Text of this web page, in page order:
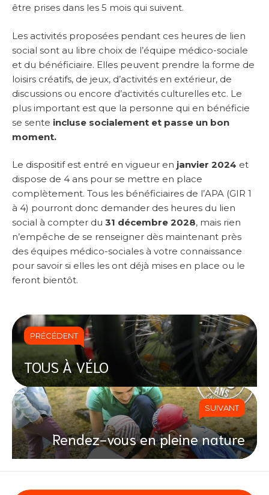
être prises dans les 5 mois qui suivent.
Les activités proposées pendant ces heures de lien
social sont au libre choix de l’équipe médico-sociale
et du bénéficiaire. Elles peuvent prendre la forme de
loisirs créatifs, de jeux, d’activités en extérieur, de
discussions ou encore d’activités culturelles etc. Le
plus important est que la personne qui en bénéficie
se sente incluse socialement et passe un bon
moment.
Le dispositif est entré en vigueur en janvier 2024 et
dispose de 4 ans pour se mettre en place
complètement. Tous les bénéficiaires de l’APA (GIR 1
à 4) pourront donc demander des heures du lien
social à compter du 31 décembre 2028, mais rien
n’empêche de se renseigner dès maintenant près
des équipes médico-sociales à votre connaissance
pour savoir si elles les ont déjà mises en place ou le
feront bientôt.
PRÉCÉDENT
TOUS À VÉLO
SUIVANT
Rendez-vous en pleine nature